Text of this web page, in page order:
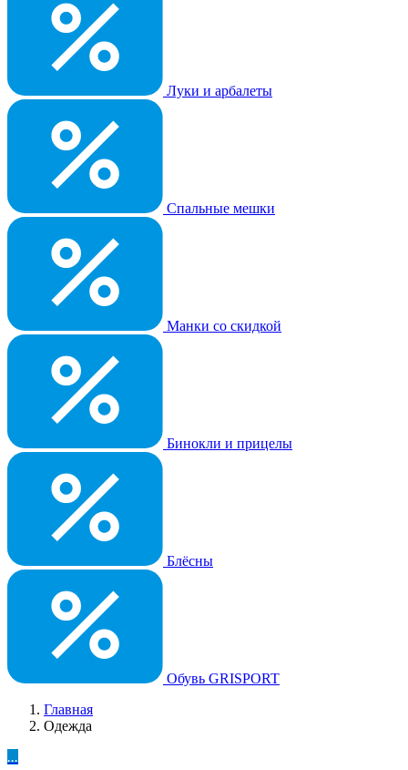
Луки и арбалеты
Спальные мешки
Манки со скидкой
Бинокли и прицелы
Блёсны
Обувь GRISPORT
Главная
Одежда
...